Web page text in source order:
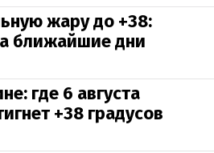
жару до +38:
ближайшие дни
где 6 августа
+38 градусов